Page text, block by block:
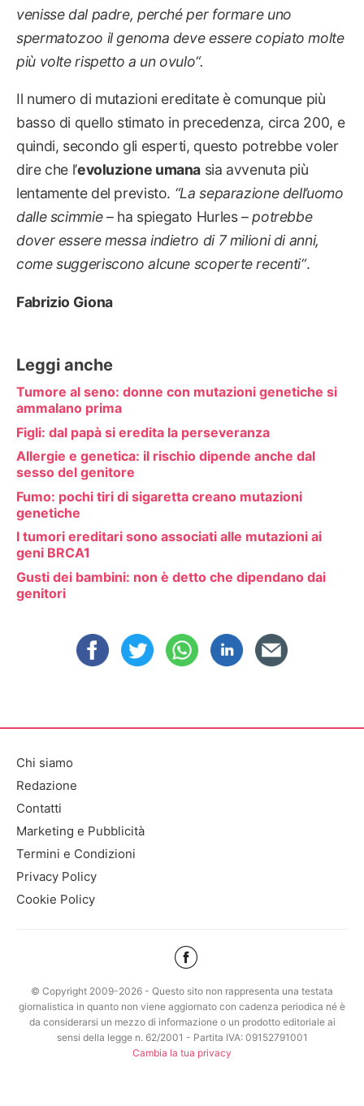
venisse dal padre, perché per formare uno
spermatozoo il genoma deve essere copiato molte
più volte rispetto a un ovulo“.
Il numero di mutazioni ereditate è comunque più
basso di quello stimato in precedenza, circa 200, e
quindi, secondo gli esperti, questo potrebbe voler
dire che l’evoluzione umana sia avvenuta più
lentamente del previsto. “La separazione dell’uomo
dalle scimmie– ha spiegato Hurles –potrebbe
dover essere messa indietro di 7 milioni di anni,
come suggeriscono alcune scoperte recenti“.
Fabrizio Giona
Leggi anche
Tumore al seno: donne con mutazioni genetiche si
ammalano prima
Figli: dal papà si eredita la perseveranza
Allergie e genetica: il rischio dipende anche dal
sesso del genitore
Fumo: pochi tiri di sigaretta creano mutazioni
genetiche
I tumori ereditari sono associati alle mutazioni ai
geni BRCA1
Gusti dei bambini: non è detto che dipendano dai
genitori
Chi siamo
Redazione
Contatti
Marketing e Pubblicità
Termini e Condizioni
Privacy Policy
Cookie Policy
© Copyright 2009-2026 - Questo sito non rappresenta una testata
giornalistica in quanto non viene aggiornato con cadenza periodica né è
da considerarsi un mezzo di informazione o un prodotto editoriale ai
sensi della legge n. 62/2001 - Partita IVA: 09152791001
Cambia la tua privacy